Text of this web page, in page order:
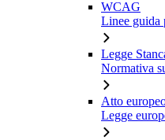
WCAG
Linee guida
Legge
Normativa
Atto
Legge